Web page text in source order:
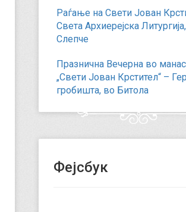
Раѓање на Свети Јован
Света Архиерејска
Слепче
Празнична Вечерна во
„Свети Јован Крстител“ –
гробишта, во Битола
Фејсбук